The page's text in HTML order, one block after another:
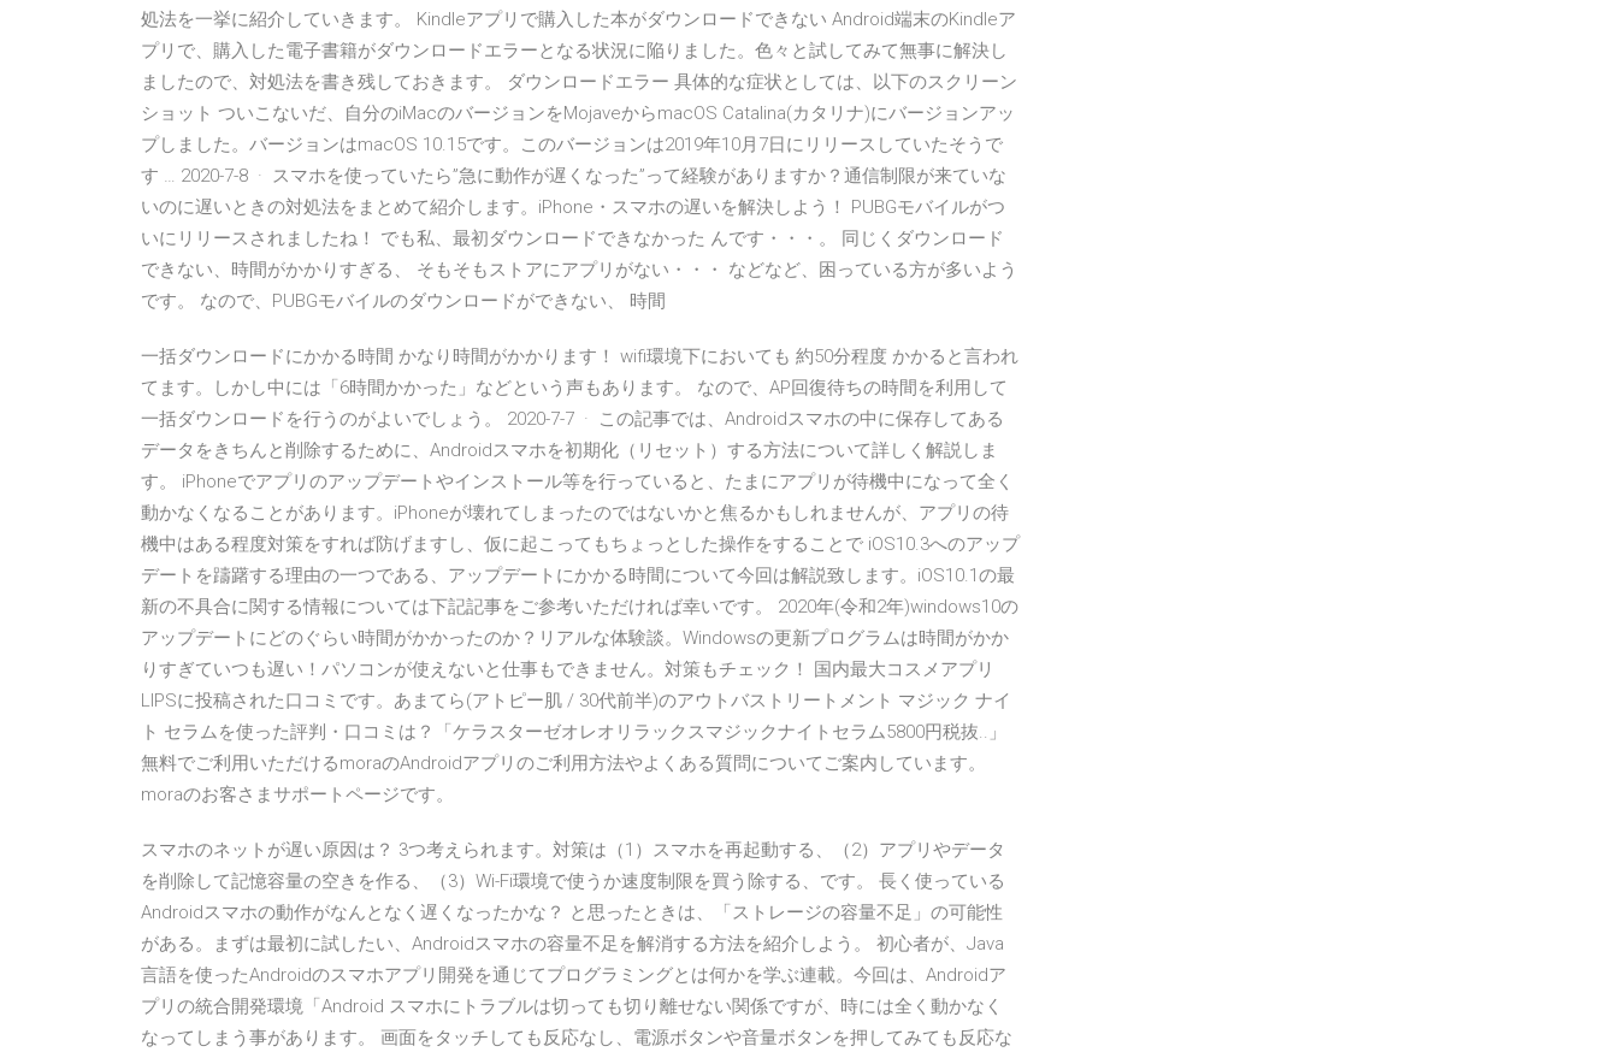
処法を一挙に紹介していきます。 Kindleアプリで購入した本がダウンロードできない Android端末のKindleア
プリで、購入した電子書籍がダウンロードエラーとなる状況に陥りました。色々と試してみて無事に解決し
ましたので、対処法を書き残しておきます。 ダウンロードエラー 具体的な症状としては、以下のスクリーン
ショット ついこないだ、自分のiMacのバージョンをMojaveからmacOS Catalina(カタリナ)にバージョンアッ
プしました。バージョンはmacOS 10.15です。このバージョンは2019年10月7日にリリースしていたそうで
す … 2020-7-8 · スマホを使っていたら”急に動作が遅くなった”って経験がありますか？通信制限が来ていな
いのに遅いときの対処法をまとめて紹介します。iPhone・スマホの遅いを解決しよう！ PUBGモバイルがつ
いにリリースされましたね！ でも私、最初ダウンロードできなかった んです・・・。 同じくダウンロード
できない、時間がかかりすぎる、 そもそもストアにアプリがない・・・ などなど、困っている方が多いよう
です。 なので、PUBGモバイルのダウンロードができない、 時間
一括ダウンロードにかかる時間 かなり時間がかかります！ wifi環境下においても 約50分程度 かかると言われ
てます。しかし中には「6時間かかった」などという声もあります。 なので、AP回復待ちの時間を利用して
一括ダウンロードを行うのがよいでしょう。 2020-7-7 · この記事では、Androidスマホの中に保存してある
データをきちんと削除するために、Androidスマホを初期化（リセット）する方法について詳しく解説しま
す。 iPhoneでアプリのアップデートやインストール等を行っていると、たまにアプリが待機中になって全く
動かなくなることがあります。iPhoneが壊れてしまったのではないかと焦るかもしれませんが、アプリの待
機中はある程度対策をすれば防げますし、仮に起こってもちょっとした操作をすることで iOS10.3へのアップ
デートを躊躇する理由の一つである、アップデートにかかる時間について今回は解説致します。iOS10.1の最
新の不具合に関する情報については下記記事をご参考いただければ幸いです。 2020年(令和2年)windows10の
アップデートにどのぐらい時間がかかったのか？リアルな体験談。Windowsの更新プログラムは時間がかか
りすぎていつも遅い！パソコンが使えないと仕事もできません。対策もチェック！ 国内最大コスメアプリ
LIPSに投稿された口コミです。あまてら(アトピー肌 / 30代前半)のアウトバストリートメント マジック ナイ
ト セラムを使った評判・口コミは？「ケラスターゼオレオリラックスマジックナイトセラム5800円税抜..」
無料でご利用いただけるmoraのAndroidアプリのご利用方法やよくある質問についてご案内しています。
moraのお客さまサポートページです。
スマホのネットが遅い原因は？ 3つ考えられます。対策は（1）スマホを再起動する、（2）アプリやデータ
を削除して記憶容量の空きを作る、（3）Wi-Fi環境で使うか速度制限を買う除する、です。 長く使っている
Androidスマホの動作がなんとなく遅くなったかな？ と思ったときは、「ストレージの容量不足」の可能性
がある。まずは最初に試したい、Androidスマホの容量不足を解消する方法を紹介しよう。 初心者が、Java
言語を使ったAndroidのスマホアプリ開発を通じてプログラミングとは何かを学ぶ連載。今回は、Androidア
プリの統合開発環境「Android スマホにトラブルは切っても切り離せない関係ですが、時には全く動かなく
なってしまう事があります。 画面をタッチしても反応なし、電源ボタンや音量ボタンを押してみても反応な